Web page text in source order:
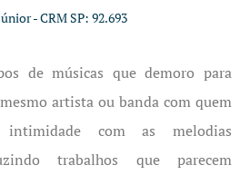
- CRM SP: 92.693
de músicas que demoro para
artista ou banda com quem
com as melodias
trabalhos que parecem